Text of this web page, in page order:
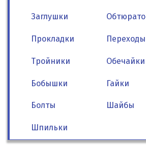
Заглушки
Прокладки Переходы
Тройники Обечайки
Бобышки Гайки
Болты Шайбы
Шпильки